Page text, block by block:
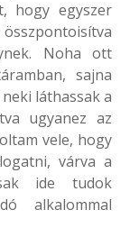
hogy egyszer
Noha ott
sajna
láthassak a
ugyanez az
vele, hogy
várva a
ide tudok
alkalommal